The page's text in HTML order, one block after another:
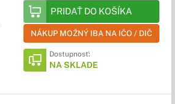
PRIDAŤ DO KOŠÍKA
NÁKUP MOŽNÝ IBA NA IČO / DIČ
Dostupnosť:
NA SKLADE